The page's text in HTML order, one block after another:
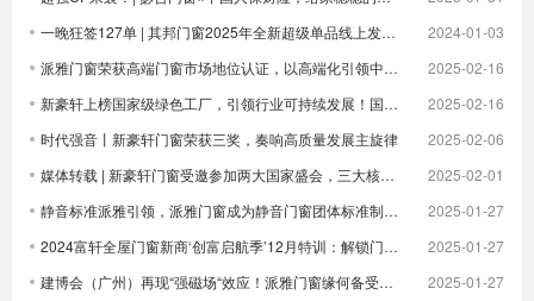
一晚狂签127单 | 其邦门窗2025年全新超级单品线上发布圆满成功
2024-01-03
派雅门窗荣获高端门窗市场地位认证，以高端化引领中国门窗新未来| 倒计时
2025-02-16
新豪轩上榜国家级绿色工厂，引领行业可持续发展！国家级荣誉 1！
2025-02-16
时代强音丨新豪轩门窗荣获三奖，奏响高质量发展主旋律
2025-02-06
媒体转载 | 新豪轩门窗受邀参加两大国家盛会，三大核心优势驱动企业发展
2025-02-01
静音标准派雅引领，派雅门窗成为静音门窗团体标准制定者
2025-01-27
2024富轩全屋门窗新商‘创富启航季’12月特训：解锁门窗界新航海图，共铸辉煌未来篇章
2025-01-27
建博会（广州）再现“强磁场“效应！派雅门窗缘何备受青睐？
2025-01-27